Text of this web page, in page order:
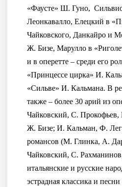
«Фаусте» Ш. Гуно,
Леонкавалло, Елецкий в
Чайковского, Данкайро и
Ж. Бизе, Марулло в
и в оперетте – среди его
«Принцессе цирка» И.
«Сильве» И. Кальмана. В
также – более 30 арий из
Чайковский, С.
Ж. Бизе; И. Кальман, Ф.
романсов (М. Глинка, А.
Чайковский, С.
итальянские и русские
эстрадная классика и